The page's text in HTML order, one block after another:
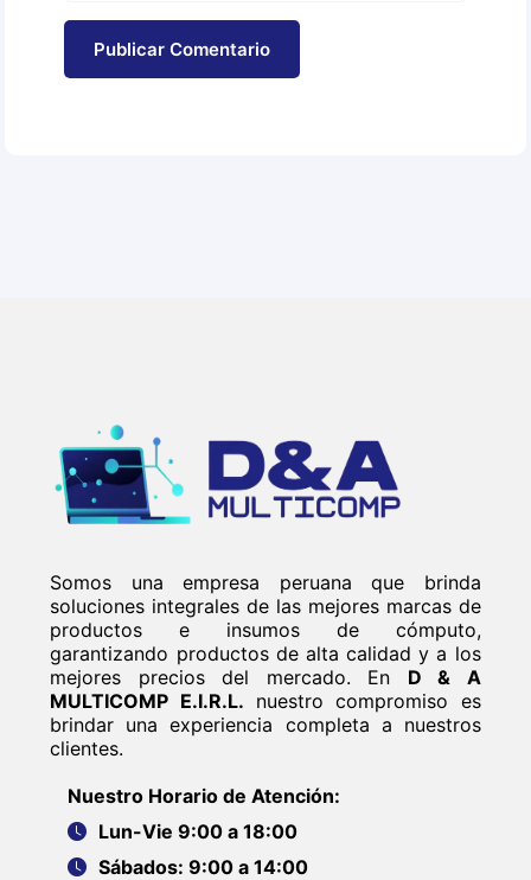
Publicar Comentario
Somos una empresa peruana que brinda
soluciones integrales de las mejores marcas de
productos e insumos de cómputo,
garantizando productos de alta calidad y a los
mejores precios del mercado. En D & A
MULTICOMP E.I.R.L. nuestro compromiso es
brindar una experiencia completa a nuestros
clientes.
Nuestro Horario de Atención:
Lun-Vie 9:00 a 18:00
Sábados: 9:00 a 14:00